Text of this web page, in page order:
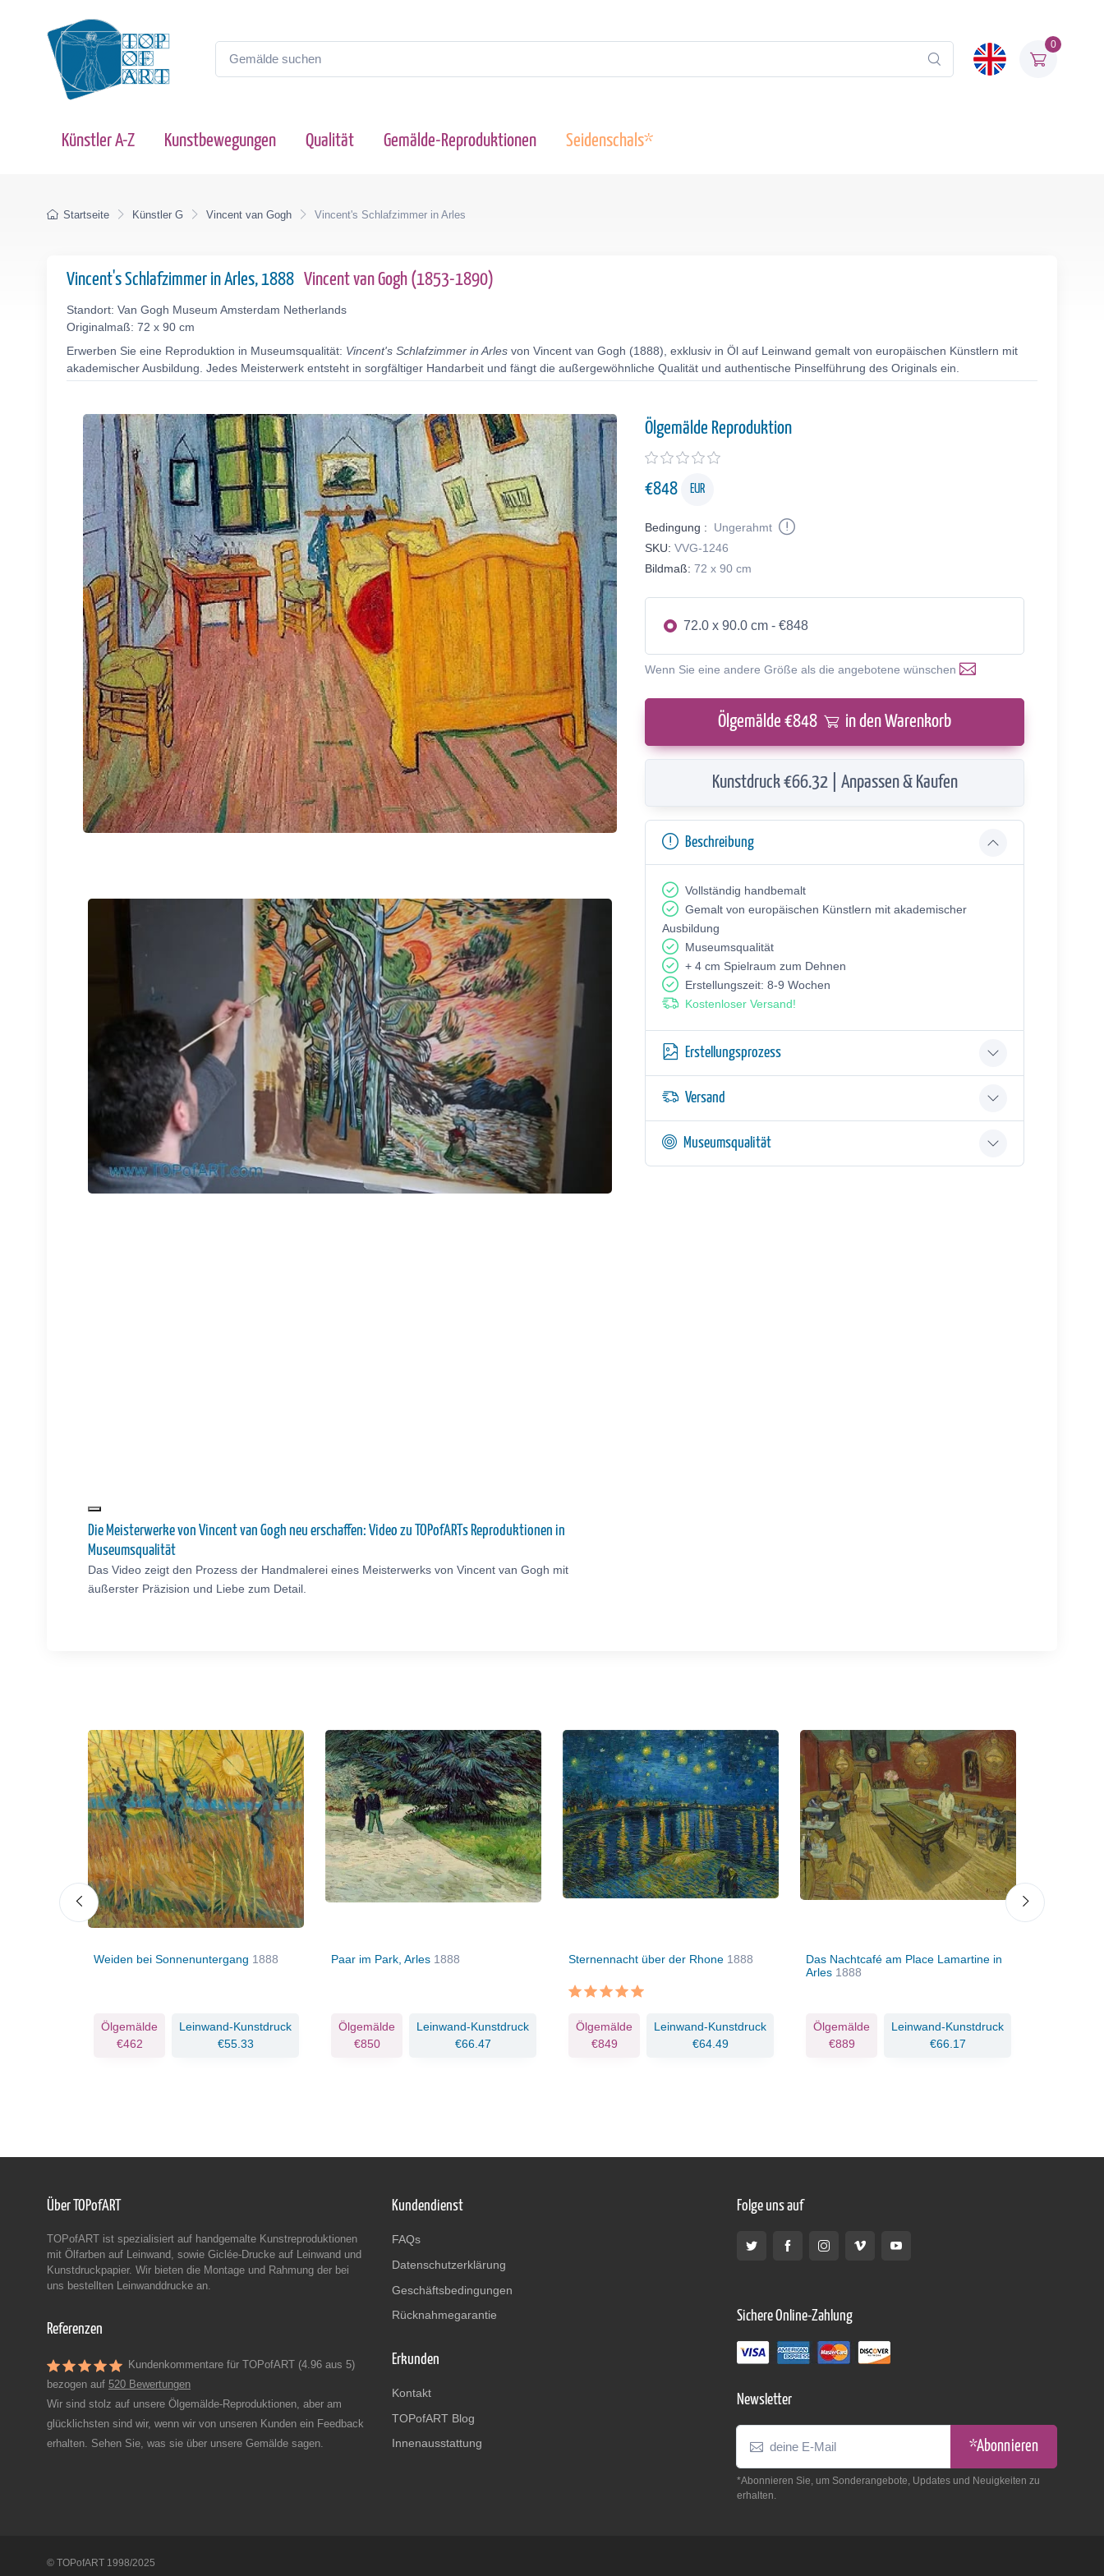
0
Künstler A-Z Kunstbewegungen Qualität Gemälde-Reproduktionen Seidenschals*
Startseite Künstler G Vincent van Gogh Vincent's Schlafzimmer in Arles
Vincent's Schlafzimmer in Arles, 1888 Vincent van Gogh (1853-1890)
Standort: Van Gogh Museum Amsterdam Netherlands
Originalmaß: 72 x 90 cm
Erwerben Sie eine Reproduktion in Museumsqualität: Vincent's Schlafzimmer in Arles von Vincent van Gogh (1888), exklusiv in Öl auf Leinwand gemalt von europäischen Künstlern mit
akademischer Ausbildung. Jedes Meisterwerk entsteht in sorgfältiger Handarbeit und fängt die außergewöhnliche Qualität und authentische Pinselführung des Originals ein.
Die Meisterwerke von Vincent van Gogh neu erschaffen: Video zu TOPofARTs Reproduktionen in
Museumsqualität
Das Video zeigt den Prozess der Handmalerei eines Meisterwerks von Vincent van Gogh mit
äußerster Präzision und Liebe zum Detail.
Ölgemälde Reproduktion
€848 EUR
Bedingung :
Ungerahmt
SKU: VVG-1246
Bildmaß: 72 x 90 cm
72.0 x 90.0 cm - €848
Wenn Sie eine andere Größe als die angebotene wünschen
Ölgemälde €848 in den Warenkorb
Kunstdruck €66.32 | Anpassen & Kaufen
Beschreibung
Vollständig handbemalt
Gemalt von europäischen Künstlern mit akademischer
Ausbildung
Museumsqualität
+ 4 cm Spielraum zum Dehnen
Erstellungszeit: 8-9 Wochen
Kostenloser Versand!
Erstellungsprozess
Versand
Museumsqualität
Weiden bei Sonnenuntergang 1888
Ölgemälde
€462
Leinwand-Kunstdruck
€55.33
Paar im Park, Arles 1888
Ölgemälde
€850
Leinwand-Kunstdruck
€66.47
Sternennacht über der Rhone 1888
Ölgemälde
€849
Leinwand-Kunstdruck
€64.49
Das Nachtcafé am Place Lamartine in
Arles 1888
Ölgemälde
€889
Leinwand-Kunstdruck
€66.17
Über TOPofART
TOPofART ist spezialisiert auf handgemalte Kunstreproduktionen
mit Ölfarben auf Leinwand, sowie Giclée-Drucke auf Leinwand und
Kunstdruckpapier. Wir bieten die Montage und Rahmung der bei
uns bestellten Leinwanddrucke an.
Referenzen
Kundenkommentare für TOPofART (4.96 aus 5)
bezogen auf 520 Bewertungen
Wir sind stolz auf unsere Ölgemälde-Reproduktionen, aber am
glücklichsten sind wir, wenn wir von unseren Kunden ein Feedback
erhalten. Sehen Sie, was sie über unsere Gemälde sagen.
Kundendienst
FAQs
Datenschutzerklärung
Geschäftsbedingungen
Rücknahmegarantie
Erkunden
Kontakt
TOPofART Blog
Innenausstattung
Folge uns auf
Sichere Online-Zahlung
Newsletter
*Abonnieren
*Abonnieren Sie, um Sonderangebote, Updates und Neuigkeiten zu
erhalten.
© TOPofART 1998/2025